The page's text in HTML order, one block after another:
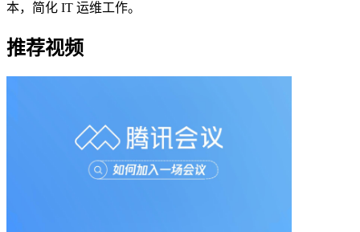
本，简化 IT 运维工作。
推荐视频